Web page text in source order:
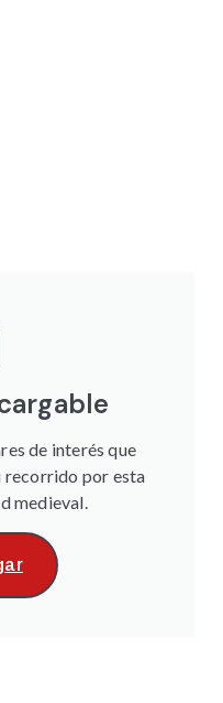
de interés que
recorrido por esta
medieval.